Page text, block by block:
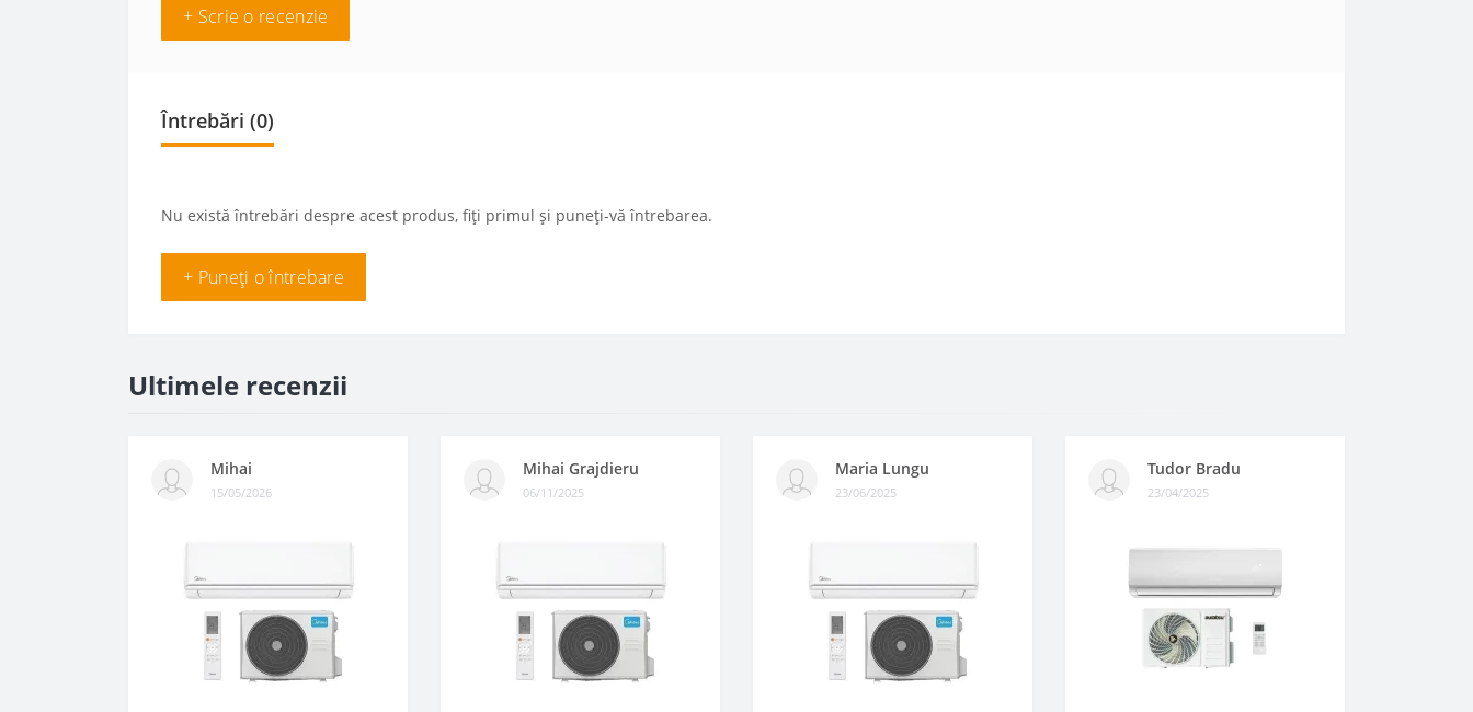
+ Scrie o recenzie
Întrebări (0)
Nu există întrebări despre acest produs, fiți primul și puneți-vă întrebarea.
+ Puneți o întrebare
Ultimele recenzii
Mihai
15/05/2026
Mihai Grajdieru
06/11/2025
Maria Lungu
23/06/2025
Tudor Bradu
23/04/2025